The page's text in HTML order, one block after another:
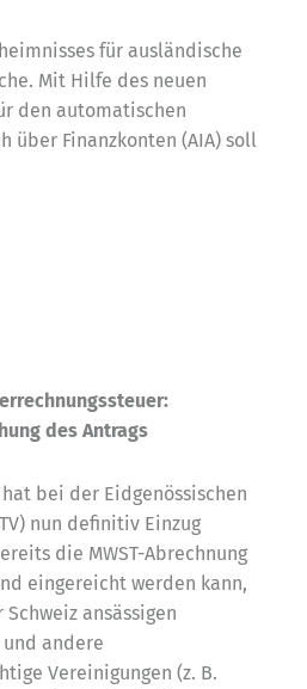
für ausländische
Mit Hilfe des neuen
den automatischen
über Finanzkonten (AIA) soll
des Antrags
bei der Eidgenössischen
nun definitiv Einzug
die MWST-Abrechnung
eingereicht werden kann,
ansässigen
andere
Vereinigungen (z. B.